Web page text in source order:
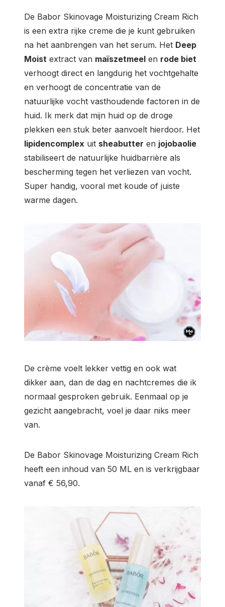
De Babor Skinovage Moisturizing Cream Rich
is een extra rijke creme die je kunt gebruiken
na het aanbrengen van het serum. Het Deep
Moist extract van maïszetmeel en rode biet
verhoogt direct en langdurig het vochtgehalte
en verhoogt de concentratie van de
natuurlijke vocht vasthoudende factoren in de
huid. Ik merk dat mijn huid op de droge
plekken een stuk beter aanvoelt hierdoor. Het
lipidencomplex uit sheabutter en jojobaolie
stabiliseert de natuurlijke huidbarrière als
bescherming tegen het verliezen van vocht.
Super handig, vooral met koude of juiste
warme dagen.
De crème voelt lekker vettig en ook wat
dikker aan, dan de dag en nachtcremes die ik
normaal gesproken gebruik. Eenmaal op je
gezicht aangebracht, voel je daar niks meer
van.
De Babor Skinovage Moisturizing Cream Rich
heeft een inhoud van 50 ML en is verkrijgbaar
vanaf € 56,90.